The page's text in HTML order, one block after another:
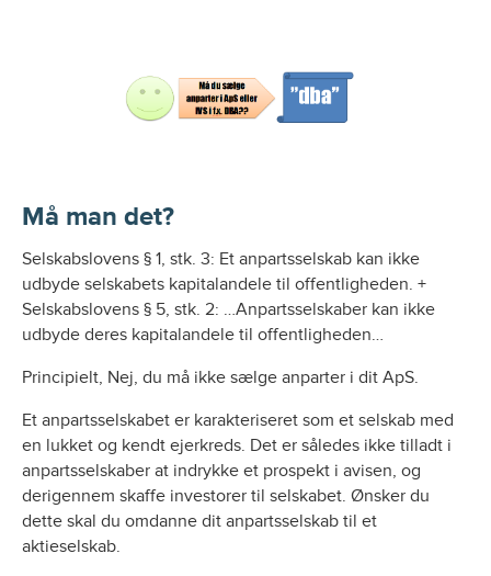
Må man det?
Selskabslovens § 1, stk. 3: Et anpartsselskab kan ikke
udbyde selskabets kapitalandele til offentligheden. +
Selskabslovens § 5, stk. 2: …Anpartsselskaber kan ikke
udbyde deres kapitalandele til offentligheden…
Principielt, Nej, du må ikke sælge anparter i dit ApS.
Et anpartsselskabet er karakteriseret som et selskab med
en lukket og kendt ejerkreds. Det er således ikke tilladt i
anpartsselskaber at indrykke et prospekt i avisen, og
derigennem skaffe investorer til selskabet. Ønsker du
dette skal du omdanne dit anpartsselskab til et
aktieselskab.